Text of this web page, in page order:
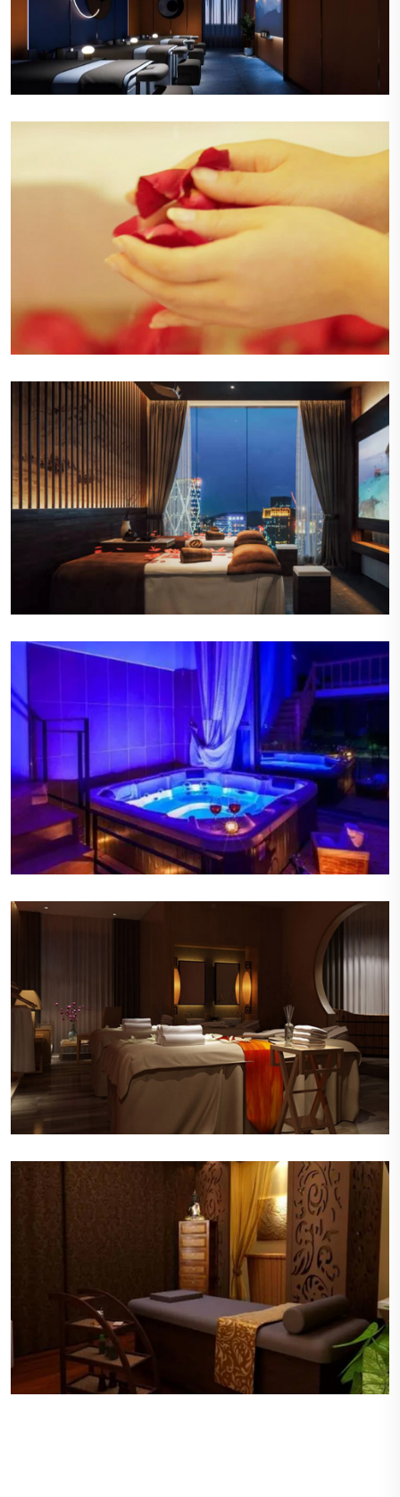
舒适的休息区
休息区布置有舒适的沙发和柔软的靠垫，旁边是明
亮的落地窗，让自然光线洒满整个空间，顾客可以
在这里悠闲地阅读或交谈。
宜人的香氛
空气中弥漫着淡淡的香薰气息，这些香氛不仅令人
愉悦，还能帮助顾客放松心情，提升整体的感官享
受。
柔和的照明
会所内的照明设计巧妙，营造出温暖而柔和的光
线，既不会太过刺眼，也不会显得昏暗，为顾客提
供了一个舒适的视觉环境。
轻柔的背景音乐在会所内缓缓流淌，旋律悠扬，节
奏舒缓，有助于顾客进一步放松身心。
每个桑拿房和按摩室都设计有良好的私密性，确保
顾客在享受服务时不会被打扰，保障了顾客的隐